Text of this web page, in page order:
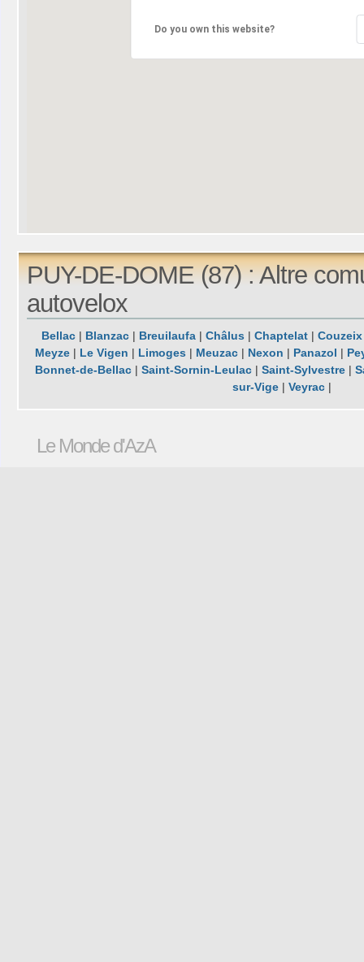
Do you own this website?
PUY-DE-DOME (87) : Altre
autovelox
Bellac| Blanzac| Breuilaufa| Châlus | Chaptelat| Couzeix
Meyze| Le Vigen | Limoges | Meuzac| Nexon | Panazol |
Bonnet-de-Bellac| Saint-Sornin-Leulac| Saint-Sylvestre|
sur-Vige |Veyrac |
Le Monde d'AzA